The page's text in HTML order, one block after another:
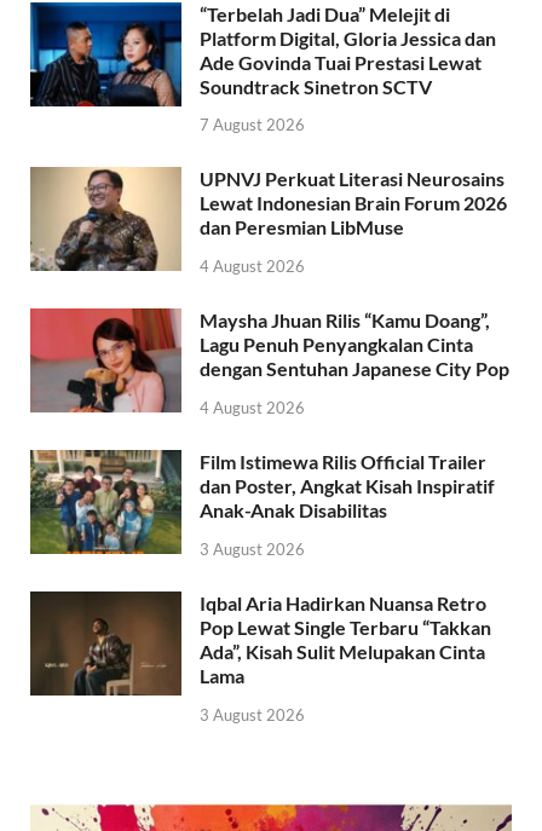
“Terbelah Jadi Dua” Melejit di
Platform Digital, Gloria Jessica dan
Ade Govinda Tuai Prestasi Lewat
Soundtrack Sinetron SCTV
7 August 2026
UPNVJ Perkuat Literasi Neurosains
Lewat Indonesian Brain Forum 2026
dan Peresmian LibMuse
4 August 2026
Maysha Jhuan Rilis “Kamu Doang”,
Lagu Penuh Penyangkalan Cinta
dengan Sentuhan Japanese City Pop
4 August 2026
Film Istimewa Rilis Official Trailer
dan Poster, Angkat Kisah Inspiratif
Anak-Anak Disabilitas
3 August 2026
Iqbal Aria Hadirkan Nuansa Retro
Pop Lewat Single Terbaru “Takkan
Ada”, Kisah Sulit Melupakan Cinta
Lama
3 August 2026